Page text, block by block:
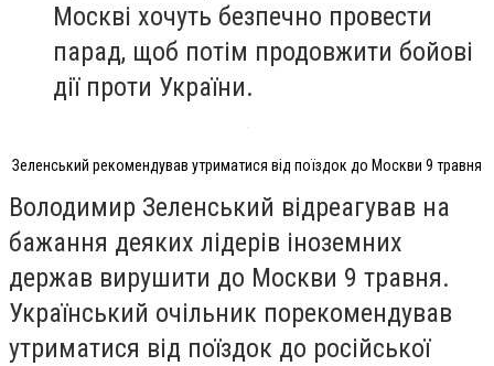
Москві хочуть безпечно провести
парад, щоб потім продовжити бойові
дії проти України.
Зеленський рекомендував утриматися від поїздок до Москви 9 травня
Володимир Зеленський відреагував на
бажання деяких лідерів іноземних
держав вирушити до Москви 9 травня.
Український очільник порекомендував
утриматися від поїздок до російської